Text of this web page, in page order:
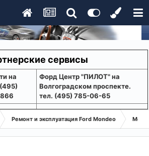
сервисы
на
Форд Центр "ПИЛОТ" на
Волгоградском проспекте.
тел. (495) 785-06-65
Ремонт и эксплуатация Ford Mondeo